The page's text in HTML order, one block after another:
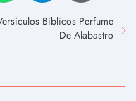
Bíblicos Perfume
De Alabastro